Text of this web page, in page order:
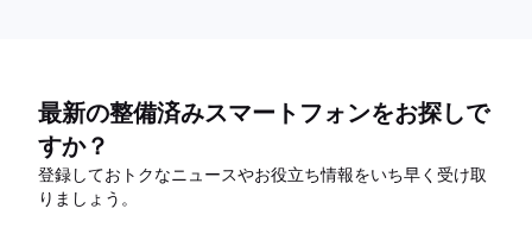
最新の整備済みスマートフォンをお探しで
すか？
登録しておトクなニュースやお役立ち情報をいち早く受け取
りましょう。